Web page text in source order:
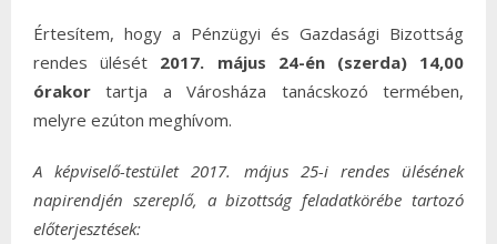
Értesítem, hogy a Pénzügyi és Gazdasági Bizottság
rendes ülését 2017. május 24-én (szerda) 14,00
órakor tartja a Városháza tanácskozó termében,
melyre ezúton meghívom.
A képviselő-testület 2017. május 25-i rendes ülésének
napirendjén szereplő, a bizottság feladatkörébe tartozó
előterjesztések: